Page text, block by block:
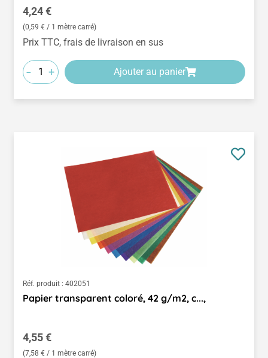
Prix régulier :
4,24 €
(0,59 € / 1 mètre carré)
Prix TTC, frais de livraison en sus
- + Ajouter au panier
Réf. produit : 402051
Papier transparent coloré, 42 g/m2, c...,
Prix régulier :
4,55 €
(7,58 € / 1 mètre carré)